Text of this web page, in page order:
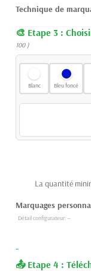
Technique de
Etape 3 :
100 )
Blanc Bleu foncé
La quantité
Marquages
-
Etape 4 :